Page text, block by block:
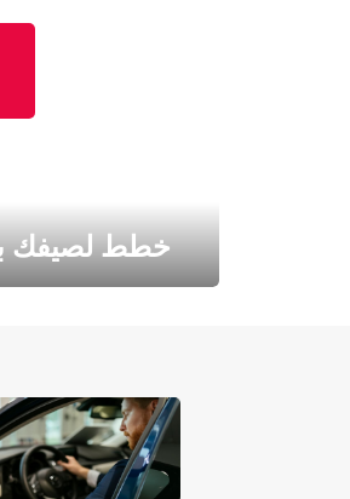
خطط لصيفك